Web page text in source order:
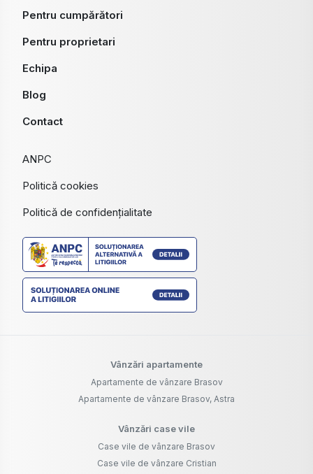
Pentru cumpărători
Pentru proprietari
Echipa
Blog
Contact
ANPC
Politică cookies
Politică de confidențialitate
Vânzări apartamente
Apartamente de vânzare Brasov
Apartamente de vânzare Brasov, Astra
Vânzări case vile
Case vile de vânzare Brasov
Case vile de vânzare Cristian